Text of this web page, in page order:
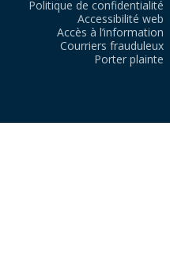
Politique de confidentialité
Accessibilité web
Accès à l’information
Courriers frauduleux
Porter plainte